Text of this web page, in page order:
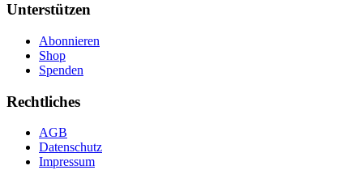
Unterstützen
Abonnieren
Shop
Spenden
Rechtliches
AGB
Datenschutz
Impressum